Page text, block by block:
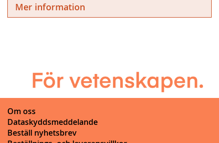
Mer information
Om oss
Dataskyddsmeddelande
Beställ nyhetsbrev